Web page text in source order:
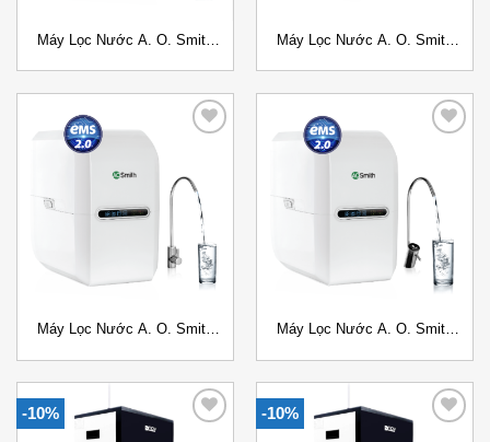
Máy Lọc Nước A. O. Smith
Máy Lọc Nước A. O. Smith
Add to
Wishlist
Máy Lọc Nước A. O. Smith
Add to
Wishlist
Máy Lọc Nước A. O. Smith
-10% -10%